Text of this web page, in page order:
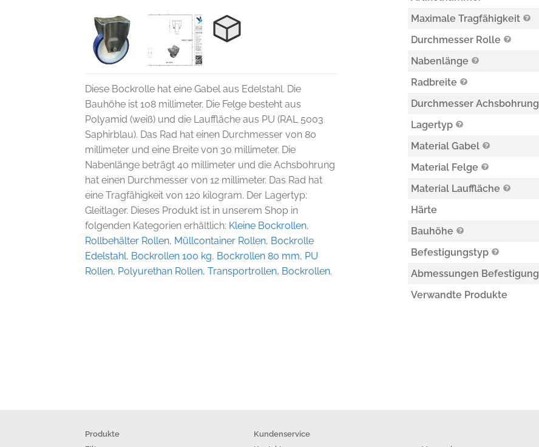
Diese Bockrolle hat eine Gabel aus Edelstahl. Die
Bauhöhe ist 108 millimeter. Die Felge besteht aus
Polyamid (weiß) und die Lauffläche aus PU (RAL 5003
Saphirblau). Das Rad hat einen Durchmesser von 80
millimeter und eine Breite von 30 millimeter. Die
Nabenlänge beträgt 40 millimeter und die Achsbohrung
hat einen Durchmesser von 12 millimeter. Das Rad hat
eine Tragfähigkeit von 120 kilogram. Der Lagertyp:
Gleitlager. Dieses Produkt ist in unserem Shop in
folgenden Kategorien erhältlich: Kleine Bockrollen,
Rollbehälter Rollen, Müllcontainer Rollen, Bockrolle
Edelstahl, Bockrollen 100 kg, Bockrollen 80 mm, PU
Rollen, Polyurethan Rollen,Transportrollen, Bockrollen.
Maximale Tragfähigkeit
Durchmesser Rolle
Nabenlänge
Radbreite
Durchmesser Achsbohrung
Lagertyp
Material Gabel
Material Felge
Material Lauffläche
Härte
Bauhöhe
Befestigungstyp
Abmessungen Befestigung
Verwandte Produkte
Produkte Kundenservice